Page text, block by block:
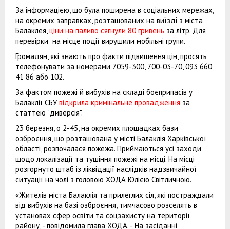
За інформацією, що була поширена в соціальних мережах,
на окремих заправках, розташованих на виїзді з міста
Балаклея, ціни на паливо сягнули 80 гривень за літр. Для
перевірки на місце події вирушили мобільні групи.
Громадян, які знають про факти підвищення цін, просять
телефонувати за номерами 7059-300, 700-03-70, 093 660
41 86 або 102.
За фактом пожежі й вибухів на складі боєприпасів у
Балаклії СБУвідкрила кримінальне провадження за
статтею "диверсія".
23 березня, о 2-45, на окремих площадках бази
озброєння, що розташована у місті Балаклія Харківської
області, розпочалася пожежа. Приймаються усі заходи
щодо локалізації та тушіння пожежі на місці. На місці
розгорнуто штаб із ліквідації наслідків надзвичайної
ситуації на чолі з головою ХОДА Юлією Світличною.
«Жителів міста Балаклія та прилеглих сіл, які постраждали
від вибухів на базі озброєння, тимчасово розселять в
установах сфер освіти та соцзахисту на території
району, - повідомила глава ХОДА. - На засіданні